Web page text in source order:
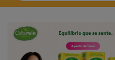
3º
retinol
mounjaro
8